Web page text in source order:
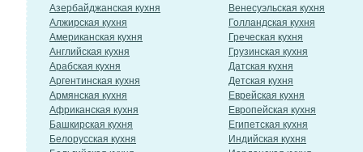
Азербайджанская кухня
Алжирская кухня
Американская кухня
Английская кухня
Арабская кухня
Аргентинская кухня
Армянская кухня
Африканская кухня
Башкирская кухня
Белорусская кухня
Венесуэльская кухня
Голландская кухня
Греческая кухня
Грузинская кухня
Датская кухня
Детская кухня
Еврейская кухня
Европейская кухня
Египетская кухня
Индийская кухня